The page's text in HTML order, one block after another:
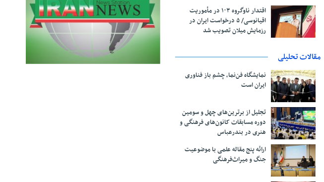
اقتدار ناوگروه ۱۰۳ در مأموریت‌
اقیانوسی/ ۵ درخواست ایران در
رزمایش میلان تصویب شد
مقالات تحلیلی
نمایشگاه فن‌نما، چشم باز فناوری
ایران است
تجلیل از بر‌ترین‌های چهل و سومین
دوره مسابقات کانون‌های فرهنگی و
هنری در بندرعباس
ارائه پنج مقاله علمی با موضوعیت
جنگ و میراث‌فرهنگی